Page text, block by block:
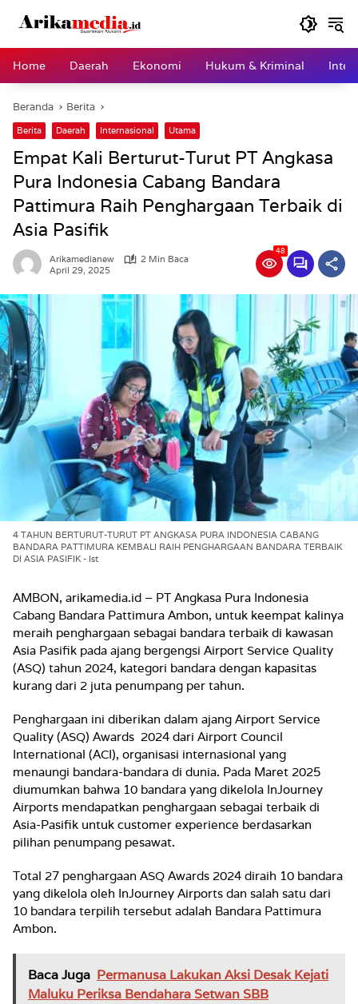
Home
Daerah Ekonomi Hukum & Kriminal
Beranda Berita
Berita Daerah Internasional Utama
Empat Kali Berturut-Turut PT Angkasa
Pura Indonesia Cabang Bandara
Pattimura Raih Penghargaan Terbaik di
Asia Pasifik
Arikamedianew
2 Min Baca
April 29, 2025
48
4 TAHUN BERTURUT-TURUT PT ANGKASA PURA INDONESIA CABANG
BANDARA PATTIMURA KEMBALI RAIH PENGHARGAAN BANDARA TERBAIK
DI ASIA PASIFIK - Ist
AMBON, arikamedia.id – PT Angkasa Pura Indonesia
Cabang Bandara Pattimura Ambon, untuk keempat kalinya
meraih penghargaan sebagai bandara terbaik di kawasan
Asia Pasifik pada ajang bergengsi Airport Service Quality
(ASQ) tahun 2024, kategori bandara dengan kapasitas
kurang dari 2 juta penumpang per tahun.
Penghargaan ini diberikan dalam ajang Airport Service
Quality (ASQ) Awards 2024 dari Airport Council
International (ACI), organisasi internasional yang
menaungi bandara-bandara di dunia. Pada Maret 2025
diumumkan bahwa 10 bandara yang dikelola InJourney
Airports mendapatkan penghargaan sebagai terbaik di
Asia-Pasifik untuk customer experience berdasarkan
pilihan penumpang pesawat.
Total 27 penghargaan ASQ Awards 2024 diraih 10 bandara
yang dikelola oleh InJourney Airports dan salah satu dari
10 bandara terpilih tersebut adalah Bandara Pattimura
Ambon.
Baca Juga Permanusa Lakukan Aksi Desak Kejati
Maluku Periksa Bendahara Setwan SBB